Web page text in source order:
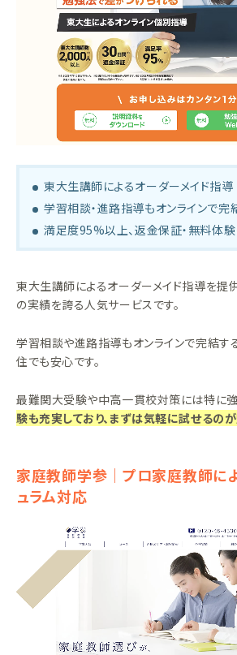
東大生講師によるオーダーメイド指導
学習相談・進路指導もオンラインで完
満足度95%以上、返金保証・無料体験
東大生講師によるオーダーメイド指導を提
の実績を誇る人気サービスです。
学習相談や進路指導もオンラインで完結す
住でも安心です。
最難関大受験や中高一貫校対策には特に強
験も充実しており、まずは気軽に試せるのが
家庭教師学参｜プロ家庭教師に
ュラム対応